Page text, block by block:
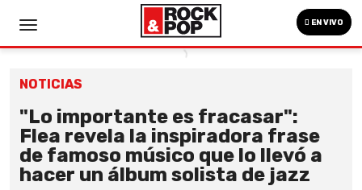
EN VIVO
NOTICIAS
"Lo importante es fracasar":
Flea revela la inspiradora frase
de famoso músico que lo llevó a
hacer un álbum solista de jazz